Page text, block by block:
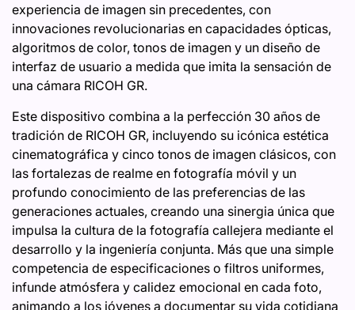
experiencia de imagen sin precedentes, con
innovaciones revolucionarias en capacidades ópticas,
algoritmos de color, tonos de imagen y un diseño de
interfaz de usuario a medida que imita la sensación de
una cámara RICOH GR.
Este dispositivo combina a la perfección 30 años de
tradición de RICOH GR, incluyendo su icónica estética
cinematográfica y cinco tonos de imagen clásicos, con
las fortalezas de realme en fotografía móvil y un
profundo conocimiento de las preferencias de las
generaciones actuales, creando una sinergia única que
impulsa la cultura de la fotografía callejera mediante el
desarrollo y la ingeniería conjunta. Más que una simple
competencia de especificaciones o filtros uniformes,
infunde atmósfera y calidez emocional en cada foto,
animando a los jóvenes a documentar su vida cotidiana